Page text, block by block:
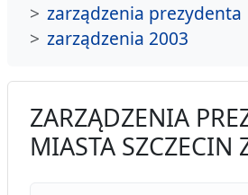
zarządzenia prezydenta
zarządzenia 2003
ZARZĄDZENIA
MIASTA SZCZECIN